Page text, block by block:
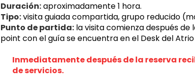
Duración: aproximadamente 1 hora.
Tipo: visita guiada compartida, grupo reducido
Punto de partida: la visita comienza después de
point con el guía se encuentra en el Desk del Atrio
Inmediatamente después de la reserva
de servicios.